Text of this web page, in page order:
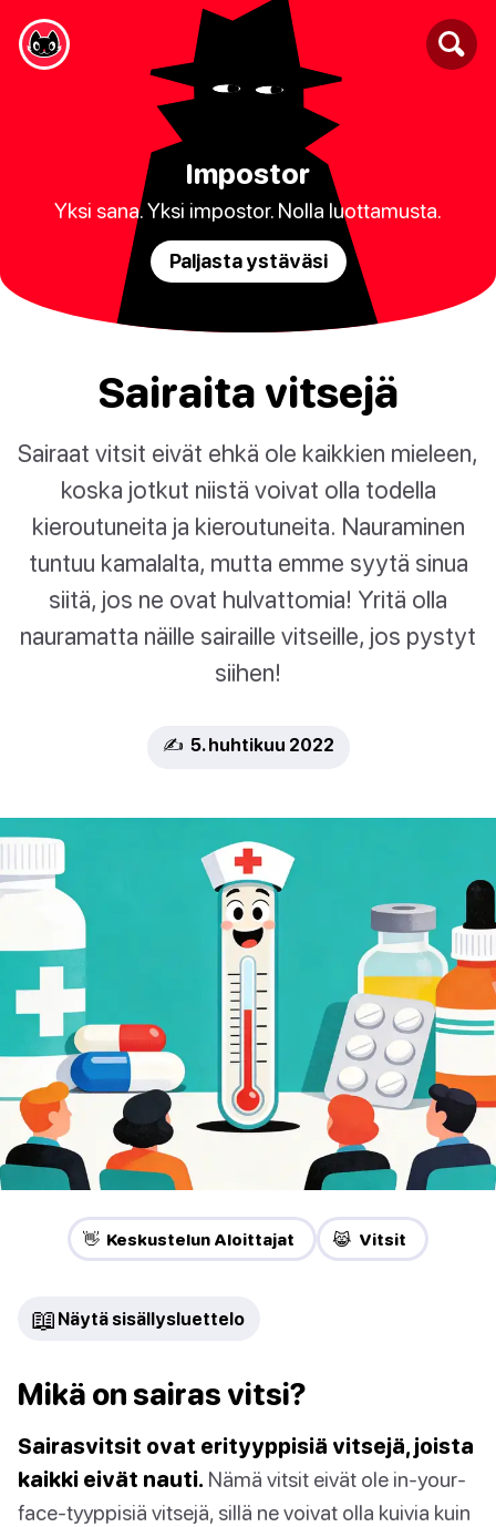
Impostor
Yksi sana. Yksi impostor. Nolla luottamusta.
Paljasta ystäväsi
Sairaita vitsejä
Sairaat vitsit eivät ehkä ole kaikkien mieleen,
koska jotkut niistä voivat olla todella
kieroutuneita ja kieroutuneita. Nauraminen
tuntuu kamalalta, mutta emme syytä sinua
siitä, jos ne ovat hulvattomia! Yritä olla
nauramatta näille sairaille vitseille, jos pystyt
siihen!
✍️ 5. huhtikuu 2022
👋 Keskustelun Aloittajat 😹 Vitsit
📖 Näytä sisällysluettelo
Mikä on sairas vitsi?
Sairasvitsit ovat erityyppisiä vitsejä, joista
kaikki eivät nauti. Nämä vitsit eivät ole in-your-
face-tyyppisiä vitsejä, sillä ne voivat olla kuivia kuin